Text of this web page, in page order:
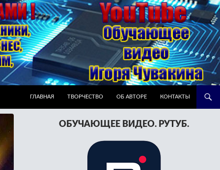
ГЛАВНАЯ
ТВОРЧЕСТВО ОБ АВТОРЕ КОНТАКТЫ
ОБУЧАЮЩЕЕ ВИДЕО. РУТУБ.